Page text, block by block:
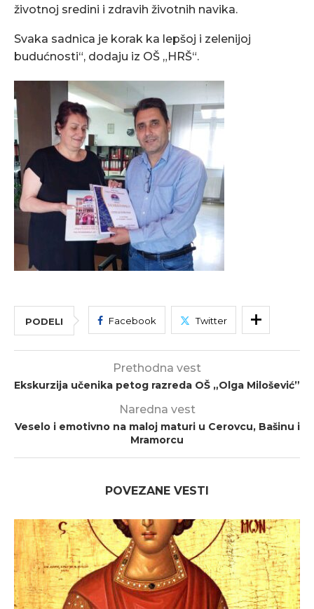
životnoj sredini i zdravih životnih navika.
Svaka sadnica je korak ka lepšoj i zelenijoj
budućnosti“, dodaju iz OŠ „HRŠ“.
PODELI Facebook Twitter
Prethodna vest
Ekskurzija učenika petog razreda OŠ „Olga Milošević”
Naredna vest
Veselo i emotivno na maloj maturi u Cerovcu, Bašinu i
Mramorcu
POVEZANE VESTI